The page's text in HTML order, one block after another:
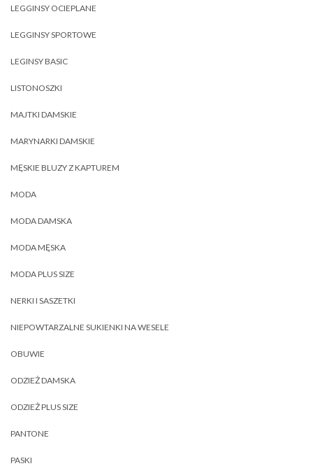
LEGGINSY OCIEPLANE
LEGGINSY SPORTOWE
LEGINSY BASIC
LISTONOSZKI
MAJTKI DAMSKIE
MARYNARKI DAMSKIE
MĘSKIE BLUZY Z KAPTUREM
MODA
MODA DAMSKA
MODA MĘSKA
MODA PLUS SIZE
NERKI I SASZETKI
NIEPOWTARZALNE SUKIENKI NA WESELE
OBUWIE
ODZIEŻ DAMSKA
ODZIEŻ PLUS SIZE
PANTONE
PASKI